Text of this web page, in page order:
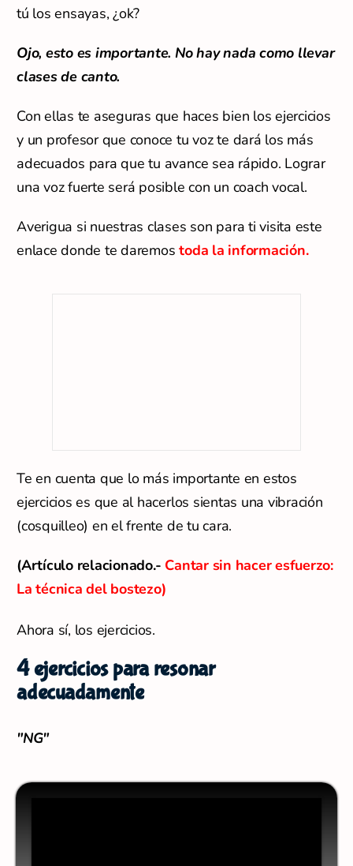
tú los ensayas, ¿ok?
Ojo, esto es importante. No hay nada como llevar
clases de canto.
Con ellas te aseguras que haces bien los ejercicios
y un profesor que conoce tu voz te dará los más
adecuados para que tu avance sea rápido. Lograr
una voz fuerte será posible con un coach vocal.
Averigua si nuestras clases son para ti visita este
enlace donde te daremostoda la información.
Ahora sí, los ejercicios.
adecuadamente